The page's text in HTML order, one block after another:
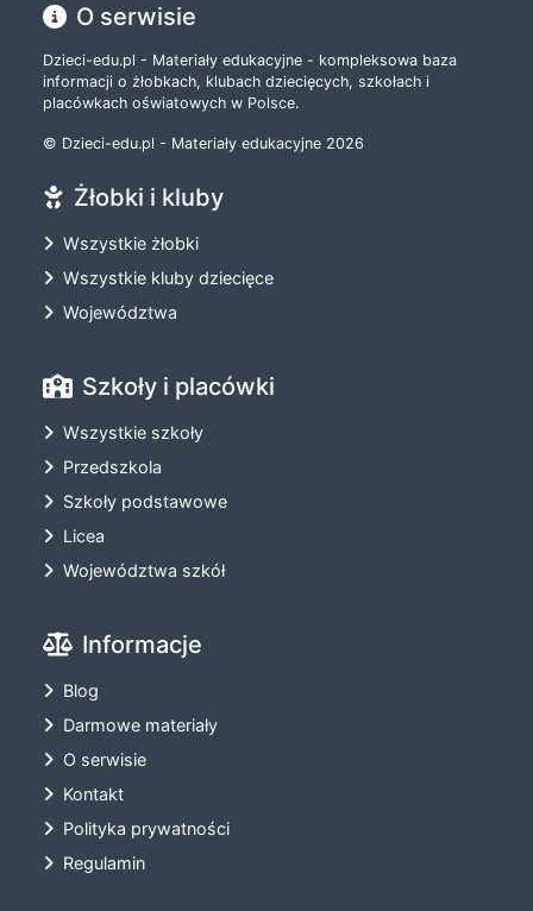
O serwisie
Dzieci-edu.pl - Materiały edukacyjne - kompleksowa baza
informacji o żłobkach, klubach dziecięcych, szkołach i
placówkach oświatowych w Polsce.
© Dzieci-edu.pl - Materiały edukacyjne 2026
Żłobki i kluby
Wszystkie żłobki
Wszystkie kluby dziecięce
Województwa
Szkoły i placówki
Wszystkie szkoły
Przedszkola
Szkoły podstawowe
Licea
Województwa szkół
Informacje
Blog
Darmowe materiały
O serwisie
Kontakt
Polityka prywatności
Regulamin